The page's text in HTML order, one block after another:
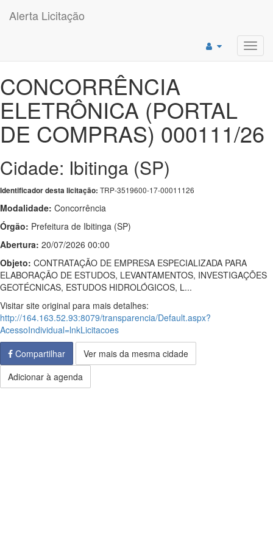
Alerta Licitação
CONCORRÊNCIA
ELETRÔNICA (PORTAL
DE COMPRAS) 000111/26
Cidade: Ibitinga (SP)
Identificador desta licitação: TRP-3519600-17-00011126
Modalidade: Concorrência
Órgão: Prefeitura de Ibitinga (SP)
Abertura: 20/07/2026 00:00
Objeto: CONTRATAÇÃO DE EMPRESA ESPECIALIZADA PARA
ELABORAÇÃO DE ESTUDOS, LEVANTAMENTOS, INVESTIGAÇÕES
GEOTÉCNICAS, ESTUDOS HIDROLÓGICOS, L...
Visitar site original para mais detalhes:
http://164.163.52.93:8079/transparencia/Default.aspx?
AcessoIndividual=lnkLicitacoes
Compartilhar
Ver mais da mesma cidade
Adicionar à agenda